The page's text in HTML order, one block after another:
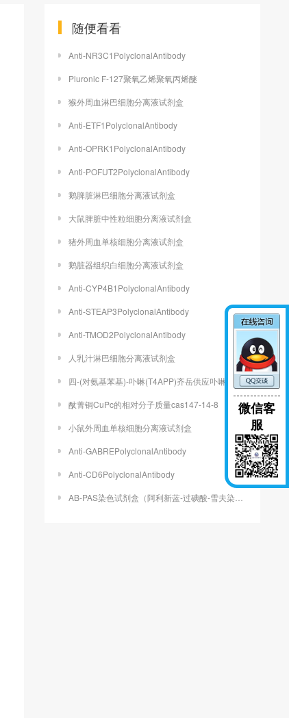
随便看看
Anti-NR3C1PolyclonalAntibody
Pluronic F-127聚氧乙烯聚氧丙烯醚
猴外周血淋巴细胞分离液试剂盒
Anti-ETF1PolyclonalAntibody
Anti-OPRK1PolyclonalAntibody
Anti-POFUT2PolyclonalAntibody
鹅脾脏淋巴细胞分离液试剂盒
大鼠脾脏中性粒细胞分离液试剂盒
猪外周血单核细胞分离液试剂盒
鹅脏器组织白细胞分离液试剂盒
Anti-CYP4B1PolyclonalAntibody
Anti-STEAP3PolyclonalAntibody
Anti-TMOD2PolyclonalAntibody
人乳汁淋巴细胞分离液试剂盒
四-(对氨基苯基)-卟啉(T4APP)齐岳供应卟啉定制
酞菁铜CuPc的相对分子质量cas147-14-8
小鼠外周血单核细胞分离液试剂盒
Anti-GABREPolyclonalAntibody
Anti-CD6PolyclonalAntibody
AB-PAS染色试剂盒（阿利新蓝-过碘酸-雪夫染色试剂盒）
微信客
服